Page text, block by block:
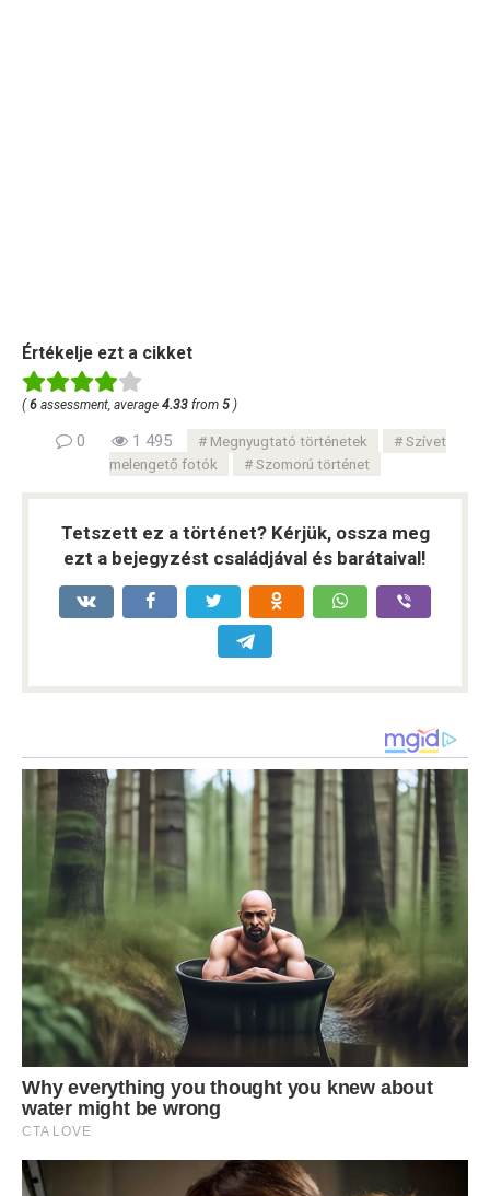
Értékelje ezt a cikket
(6 assessment, average 4.33 from 5 )
0 1 495 Megnyugtató történetek
Szívet
melengető fotók
Szomorú történet
Tetszett ez a történet? Kérjük, ossza meg
ezt a bejegyzést családjával és barátaival!